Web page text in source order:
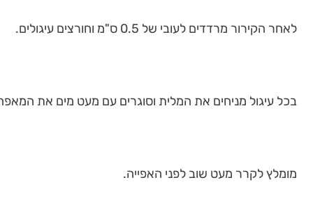
לאחר הקירור מרדדים לעובי של 0.5 ס"מ וחורצים עיגולים.
בכל עיגול מניחים את המלית וסוגרים עם מעט מים את
מומלץ לקרר מעט שוב לפני האפייה.